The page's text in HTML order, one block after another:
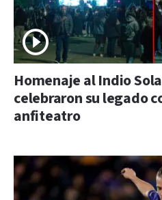
Homenaje al Indio
celebraron su legado
anfiteatro